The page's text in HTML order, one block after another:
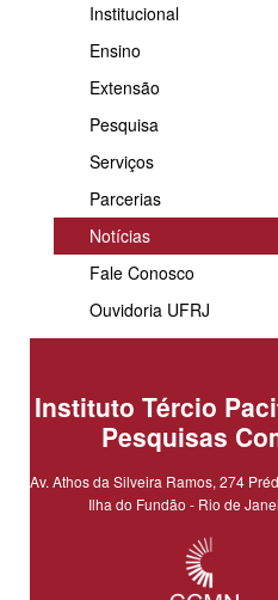
Institucional
Ensino
Extensão
Pesquisa
Serviços
Parcerias
Notícias
Fale Conosco
Ouvidoria UFRJ
Instituto Tércio
Pesquisas
Av. Athos da Silveira Ramos, 274
Ilha do Fundão - Rio de